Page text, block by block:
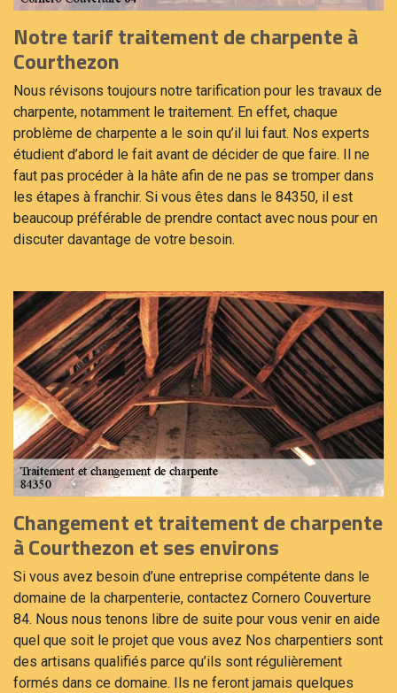
Notre tarif traitement de charpente à
Courthezon
Nous révisons toujours notre tarification pour les travaux de
charpente, notamment le traitement. En effet, chaque
problème de charpente a le soin qu’il lui faut. Nos experts
étudient d’abord le fait avant de décider de que faire. Il ne
faut pas procéder à la hâte afin de ne pas se tromper dans
les étapes à franchir. Si vous êtes dans le 84350, il est
beaucoup préférable de prendre contact avec nous pour en
discuter davantage de votre besoin.
Changement et traitement de charpente
à Courthezon et ses environs
Si vous avez besoin d’une entreprise compétente dans le
domaine de la charpenterie, contactez Cornero Couverture
84. Nous nous tenons libre de suite pour vous venir en aide
quel que soit le projet que vous avez Nos charpentiers sont
des artisans qualifiés parce qu’ils sont régulièrement
formés dans ce domaine. Ils ne feront jamais quelques